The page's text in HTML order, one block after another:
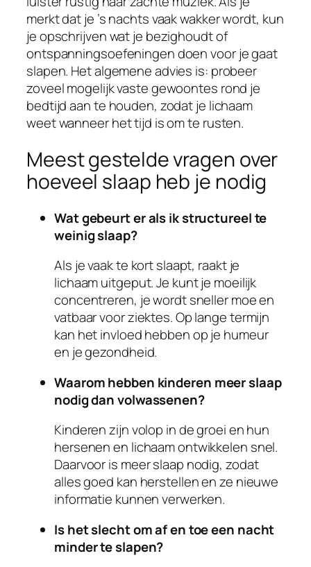
merkt dat je ’s nachts vaak wakker wordt, kun
je opschrijven wat je bezighoudt of
ontspanningsoefeningen doen voor je gaat
slapen. Het algemene advies is: probeer
zoveel mogelijk vaste gewoontes rond je
bedtijd aan te houden, zodat je lichaam
weet wanneer het tijd is om te rusten.
Meest gestelde vragen over
hoeveel slaap heb je nodig
Wat gebeurt er als ik structureel te
weinig slaap?
Als je vaak te kort slaapt, raakt je
lichaam uitgeput. Je kunt je moeilijk
concentreren, je wordt sneller moe en
vatbaar voor ziektes. Op lange termijn
kan het invloed hebben op je humeur
en je gezondheid.
Waarom hebben kinderen meer slaap
nodig dan volwassenen?
Kinderen zijn volop in de groei en hun
hersenen en lichaam ontwikkelen snel.
Daarvoor is meer slaap nodig, zodat
alles goed kan herstellen en ze nieuwe
informatie kunnen verwerken.
Is het slecht om af en toe een nacht
minder te slapen?